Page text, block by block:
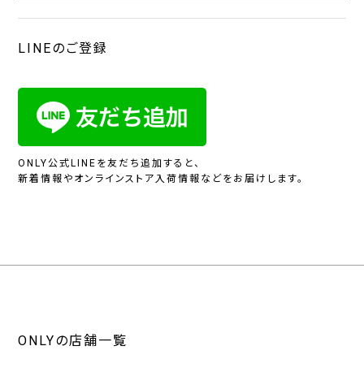
LINEのご登録
ONLY公式LINEを友だち追加すると、
新着情報やオンラインストア入荷情報などをお届けします。
ONLYの店舗一覧